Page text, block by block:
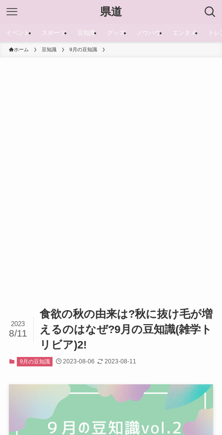
県道
イベント スポーツ 豆知識 グッズ ノウハウ エンタメ ト
ホーム 豆知識 9月の豆知識
食欲の秋の由来は?秋に抜け毛が増
えるのはなぜ?9月の豆知識(雑学ト
リビア)2!
2023
8/11
9月の豆知識 2023-08-06 2023-08-11